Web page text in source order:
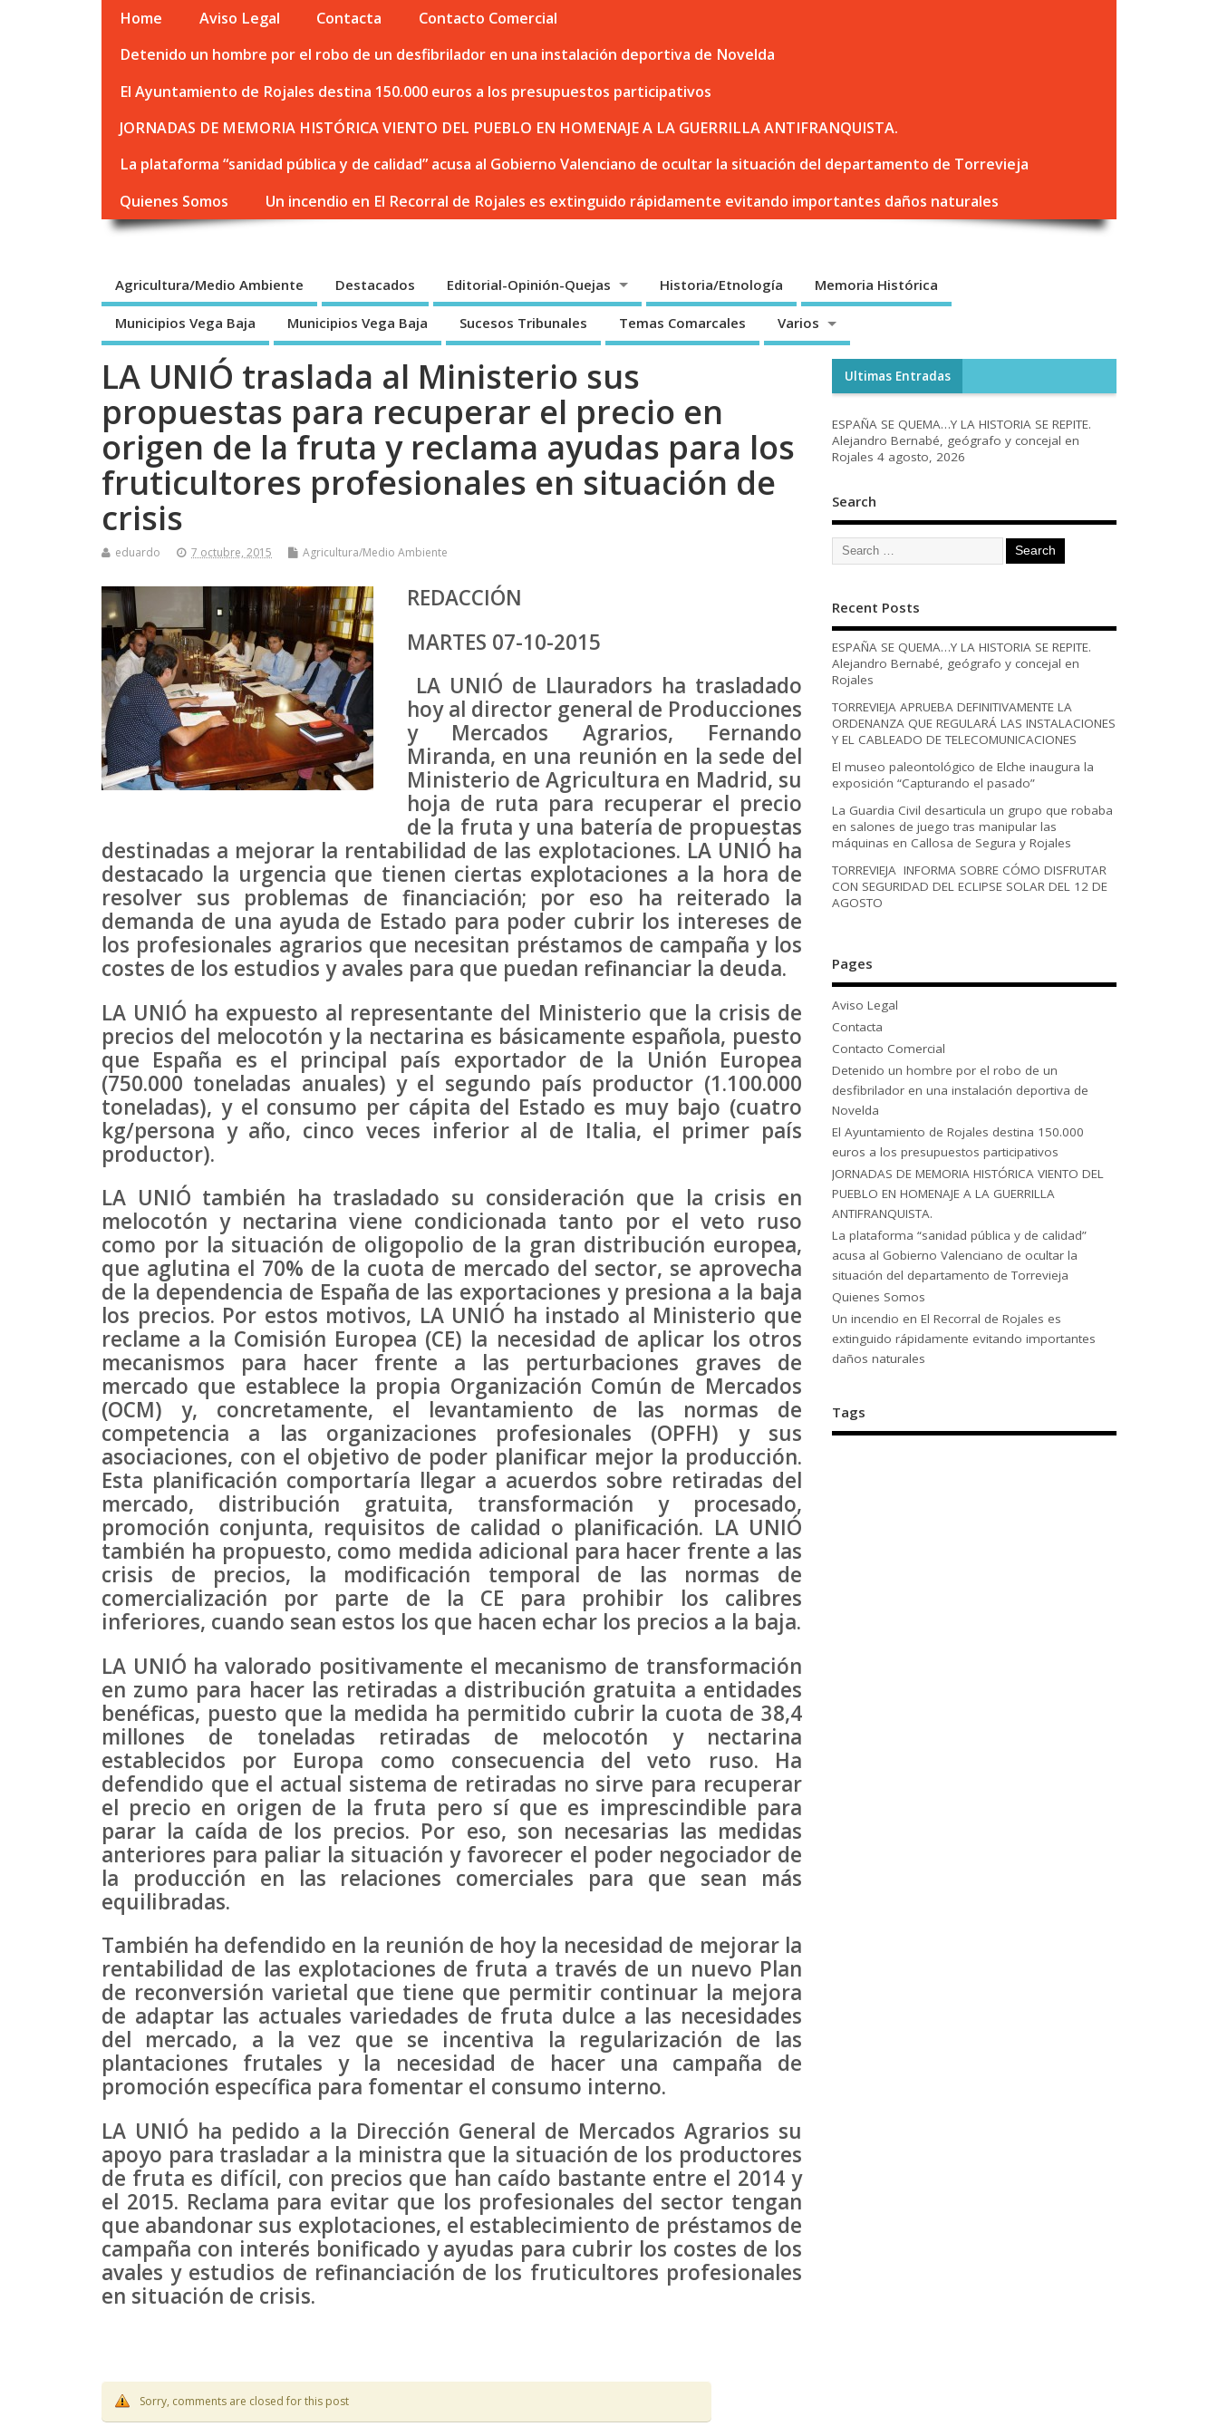
Home Aviso Legal Contacta
Contacto Comercial
Detenido un hombre por el robo de un desfibrilador en una instalación deportiva de Novelda
El Ayuntamiento de Rojales destina 150.000 euros a los presupuestos participativos
JORNADAS DE MEMORIA HISTÓRICA VIENTO DEL PUEBLO EN HOMENAJE A LA GUERRILLA ANTIFRANQUISTA.
La plataforma “sanidad pública y de calidad” acusa al Gobierno Valenciano de ocultar la situación del departamento de Torrevieja
Quienes Somos
Un incendio en El Recorral de Rojales es extinguido rápidamente evitando importantes daños naturales
Agricultura/Medio Ambiente Destacados Editorial-Opinión-Quejas Historia/Etnología Memoria Histórica
Municipios Vega Baja Municipios Vega Baja Sucesos Tribunales Temas Comarcales Varios
LA UNIÓ traslada al Ministerio sus
propuestas para recuperar el precio en
origen de la fruta y reclama ayudas para los
fruticultores profesionales en situación de
crisis
eduardo 7 octubre, 2015 Agricultura/Medio Ambiente
REDACCIÓN
MARTES 07-10-2015
LA UNIÓ de Llauradors ha trasladado
hoy al director general de Producciones
y Mercados Agrarios, Fernando
Miranda, en una reunión en la sede del
Ministerio de Agricultura en Madrid, su
hoja de ruta para recuperar el precio
de la fruta y una batería de propuestas
destinadas a mejorar la rentabilidad de las explotaciones. LA UNIÓ ha
destacado la urgencia que tienen ciertas explotaciones a la hora de
resolver sus problemas de financiación; por eso ha reiterado la
demanda de una ayuda de Estado para poder cubrir los intereses de
los profesionales agrarios que necesitan préstamos de campaña y los
costes de los estudios y avales para que puedan refinanciar la deuda.
LA UNIÓ ha expuesto al representante del Ministerio que la crisis de
precios del melocotón y la nectarina es básicamente española, puesto
que España es el principal país exportador de la Unión Europea
(750.000 toneladas anuales) y el segundo país productor (1.100.000
toneladas), y el consumo per cápita del Estado es muy bajo (cuatro
kg/persona y año, cinco veces inferior al de Italia, el primer país
productor).
LA UNIÓ también ha trasladado su consideración que la crisis en
melocotón y nectarina viene condicionada tanto por el veto ruso
como por la situación de oligopolio de la gran distribución europea,
que aglutina el 70% de la cuota de mercado del sector, se aprovecha
de la dependencia de España de las exportaciones y presiona a la baja
los precios. Por estos motivos, LA UNIÓ ha instado al Ministerio que
reclame a la Comisión Europea (CE) la necesidad de aplicar los otros
mecanismos para hacer frente a las perturbaciones graves de
mercado que establece la propia Organización Común de Mercados
(OCM) y, concretamente, el levantamiento de las normas de
competencia a las organizaciones profesionales (OPFH) y sus
asociaciones, con el objetivo de poder planificar mejor la producción.
Esta planificación comportaría llegar a acuerdos sobre retiradas del
mercado, distribución gratuita, transformación y procesado,
promoción conjunta, requisitos de calidad o planificación. LA UNIÓ
también ha propuesto, como medida adicional para hacer frente a las
crisis de precios, la modificación temporal de las normas de
comercialización por parte de la CE para prohibir los calibres
inferiores, cuando sean estos los que hacen echar los precios a la baja.
LA UNIÓ ha valorado positivamente el mecanismo de transformación
en zumo para hacer las retiradas a distribución gratuita a entidades
benéficas, puesto que la medida ha permitido cubrir la cuota de 38,4
millones de toneladas retiradas de melocotón y nectarina
establecidos por Europa como consecuencia del veto ruso. Ha
defendido que el actual sistema de retiradas no sirve para recuperar
el precio en origen de la fruta pero sí que es imprescindible para
parar la caída de los precios. Por eso, son necesarias las medidas
anteriores para paliar la situación y favorecer el poder negociador de
la producción en las relaciones comerciales para que sean más
equilibradas.
También ha defendido en la reunión de hoy la necesidad de mejorar la
rentabilidad de las explotaciones de fruta a través de un nuevo Plan
de reconversión varietal que tiene que permitir continuar la mejora
de adaptar las actuales variedades de fruta dulce a las necesidades
del mercado, a la vez que se incentiva la regularización de las
plantaciones frutales y la necesidad de hacer una campaña de
promoción específica para fomentar el consumo interno.
LA UNIÓ ha pedido a la Dirección General de Mercados Agrarios su
apoyo para trasladar a la ministra que la situación de los productores
de fruta es difícil, con precios que han caído bastante entre el 2014 y
el 2015. Reclama para evitar que los profesionales del sector tengan
que abandonar sus explotaciones, el establecimiento de préstamos de
campaña con interés bonificado y ayudas para cubrir los costes de los
avales y estudios de refinanciación de los fruticultores profesionales
en situación de crisis.
Sorry, comments are closed for this post
Ultimas Entradas
ESPAÑA SE QUEMA…Y LA HISTORIA SE REPITE.
Alejandro Bernabé, geógrafo y concejal en
Rojales 4 agosto, 2026
Search
Recent Posts
ESPAÑA SE QUEMA…Y LA HISTORIA SE REPITE.
Alejandro Bernabé, geógrafo y concejal en
Rojales
TORREVIEJA APRUEBA DEFINITIVAMENTE LA
ORDENANZA QUE REGULARÁ LAS INSTALACIONES
Y EL CABLEADO DE TELECOMUNICACIONES
El museo paleontológico de Elche inaugura la
exposición “Capturando el pasado”
La Guardia Civil desarticula un grupo que robaba
en salones de juego tras manipular las
máquinas en Callosa de Segura y Rojales
TORREVIEJA INFORMA SOBRE CÓMO DISFRUTAR
CON SEGURIDAD DEL ECLIPSE SOLAR DEL 12 DE
AGOSTO
Pages
Aviso Legal
Contacta
Contacto Comercial
Detenido un hombre por el robo de un
desfibrilador en una instalación deportiva de
Novelda
El Ayuntamiento de Rojales destina 150.000
euros a los presupuestos participativos
JORNADAS DE MEMORIA HISTÓRICA VIENTO DEL
PUEBLO EN HOMENAJE A LA GUERRILLA
ANTIFRANQUISTA.
La plataforma “sanidad pública y de calidad”
acusa al Gobierno Valenciano de ocultar la
situación del departamento de Torrevieja
Quienes Somos
Un incendio en El Recorral de Rojales es
extinguido rápidamente evitando importantes
daños naturales
Tags